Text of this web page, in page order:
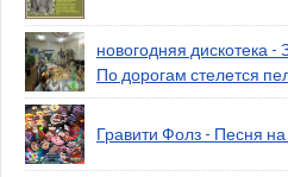
новогодняя дискотека
По дорогам стелется
Гравити Фолз - Песня на